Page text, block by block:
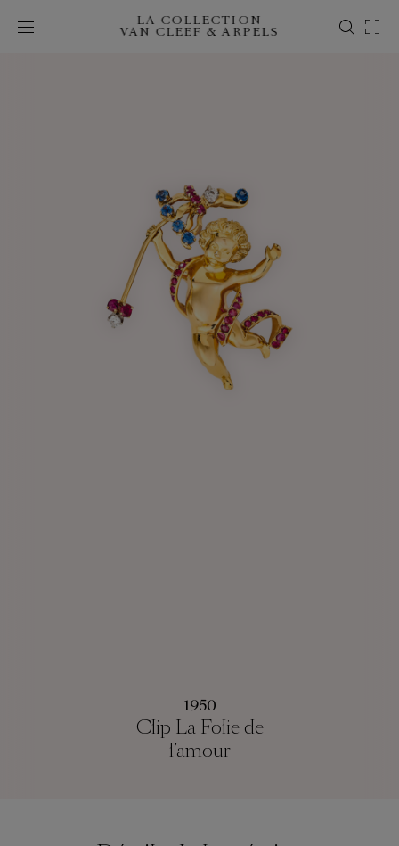
LA COLLECTION
VAN CLEEF & ARPELS
1950
Clip La Folie de
l’amour